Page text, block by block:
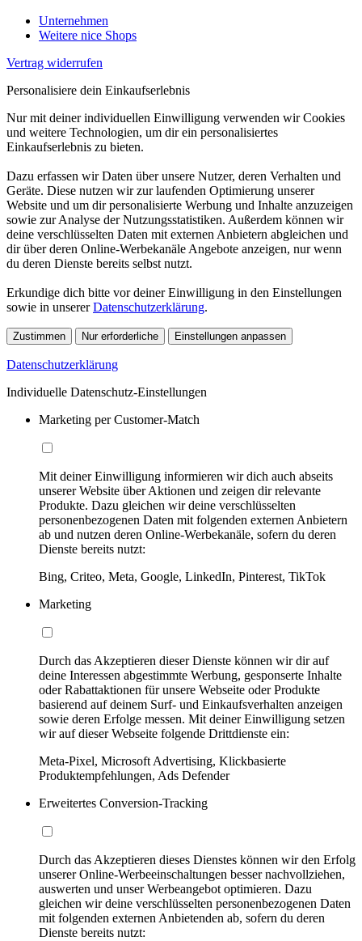
Unternehmen
Weitere nice Shops
Vertrag widerrufen
Personalisiere dein Einkaufserlebnis
Nur mit deiner individuellen Einwilligung verwenden wir Cookies
und weitere Technologien, um dir ein personalisiertes
Einkaufserlebnis zu bieten.
Dazu erfassen wir Daten über unsere Nutzer, deren Verhalten und
Geräte. Diese nutzen wir zur laufenden Optimierung unserer
Website und um dir personalisierte Werbung und Inhalte anzuzeigen
sowie zur Analyse der Nutzungsstatistiken. Außerdem können wir
deine verschlüsselten Daten mit externen Anbietern abgleichen und
dir über deren Online-Werbekanäle Angebote anzeigen, nur wenn
du deren Dienste bereits selbst nutzt.
Erkundige dich bitte vor deiner Einwilligung in den Einstellungen
sowie in unsererDatenschutzerklärung.
Zustimmen Nur erforderliche Einstellungen anpassen
Datenschutzerklärung
Individuelle Datenschutz-Einstellungen
Marketing per Customer-Match
Mit deiner Einwilligung informieren wir dich auch abseits
unserer Website über Aktionen und zeigen dir relevante
Produkte. Dazu gleichen wir deine verschlüsselten
personenbezogenen Daten mit folgenden externen Anbietern
ab und nutzen deren Online-Werbekanäle, sofern du deren
Dienste bereits nutzt:
Bing, Criteo, Meta, Google, LinkedIn, Pinterest, TikTok
Marketing
Durch das Akzeptieren dieser Dienste können wir dir auf
deine Interessen abgestimmte Werbung, gesponserte Inhalte
oder Rabattaktionen für unsere Webseite oder Produkte
basierend auf deinem Surf- und Einkaufsverhalten anzeigen
sowie deren Erfolge messen. Mit deiner Einwilligung setzen
wir auf dieser Webseite folgende Drittdienste ein:
Meta-Pixel, Microsoft Advertising, Klickbasierte
Produktempfehlungen, Ads Defender
Erweitertes Conversion-Tracking
Durch das Akzeptieren dieses Dienstes können wir den Erfolg
unserer Online-Werbeeinschaltungen besser nachvollziehen,
auswerten und unser Werbeangebot optimieren. Dazu
gleichen wir deine verschlüsselten personenbezogenen Daten
mit folgenden externen Anbietenden ab, sofern du deren
Dienste bereits nutzt: